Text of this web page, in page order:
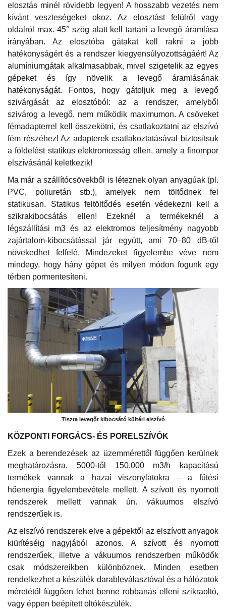
elosztás minél rövidebb legyen! A hosszabb vezetés nem
kívánt veszteségeket okoz. Az elosztást felülről vagy
oldalról max. 45° szög alatt kell tartani a levegő áramlása
irányában. Az elosztóba gátakat kell rakni a jobb
hatékonyságért és a rendszer kiegyensúlyozottságáért! Az
alumíniumgátak alkalmasabbak, mivel szigetelik az egyes
gépeket és így növelik a levegő áramlásának
hatékonyságát. Fontos, hogy gátoljuk meg a levegő
szivárgását az elosztóból: az a rendszer, amelyből
szivárog a levegő, nem működik maximumon. A csöveket
fémadapterrel kell összekötni, és csatlakoztatni az elszívó
fém részéhez! Az adapterek csatlakoztatásával biztosítsuk
a földelést statikus elektromosság ellen, amely a finompor
elszívásánál keletkezik!
Ma már a szállítócsövekből is léteznek olyan anyagúak (pl.
PVC, poliuretán stb.), amelyek nem töltődnek fel
statikusan. Statikus feltöltődés esetén védekezni kell a
szikrakibocsátás ellen! Ezeknél a termékeknél a
légszállítási m3 és az elektromos teljesítmény nagyobb
zajártalom-kibocsátással jár együtt, ami 70–80 dB-től
növekedhet felfelé. Mindezeket figyelembe véve nem
mindegy, hogy hány gépet és milyen módon fogunk egy
térben pormentesíteni.
Tiszta levegőt kibocsátó kültéri elszívó
KÖZPONTI FORGÁCS- ÉS PORELSZÍVÓK
Ezek a berendezések az üzemmérettől függően kerülnek
meghatározásra. 5000-től 150.000 m3/h kapacitású
termékek vannak a hazai viszonylatokra – a fűtési
hőenergia figyelembevétele mellett. A szívott és nyomott
rendszerek mellett vannak ún. vákuumos elszívó
rendszerűek is.
Az elszívó rendszerek elve a gépektől az elszívott anyagok
kiürítéséig nagyjából azonos. A szívott és nyomott
rendszerűek, illetve a vákuumos rendszerben működők
csak módszereikben különböznek. Minden esetben
rendelkezhet a készülék darableválasztóval és a hálózatok
méretétől függően lehet benne robbanás elleni szikraoltó,
vagy éppen beépített oltókészülék.